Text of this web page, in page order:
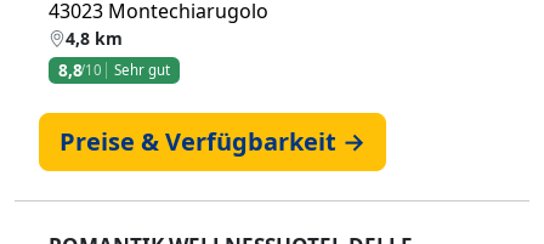
43023 Montechiarugolo
4,8 km
8,8/10 Sehr gut
Preise & Verfügbarkeit →